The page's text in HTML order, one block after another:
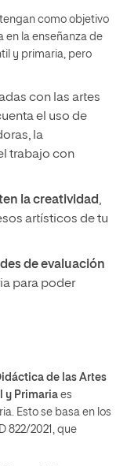
como objetivo
en la enseñanza de
y primaria, pero
con las artes
el uso de
la
trabajo con
la creatividad,
artísticos de tu
de evaluación
para poder
de las Artes
y Primaria es
Esto se basa en los
822/2021, que